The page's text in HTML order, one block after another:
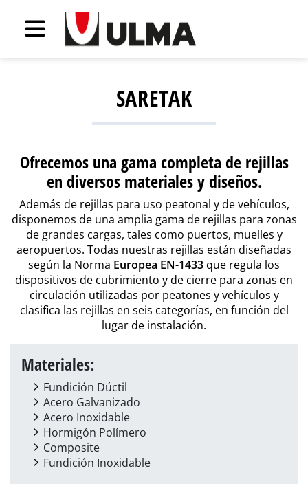
SARETAK
Ofrecemos una gama completa de rejillas
en diversos materiales y diseños.
Además de rejillas para uso peatonal y de vehículos,
disponemos de una amplia gama de rejillas para zonas
de grandes cargas, tales como puertos, muelles y
aeropuertos. Todas nuestras rejillas están diseñadas
según la Norma Europea EN-1433 que regula los
dispositivos de cubrimiento y de cierre para zonas en
circulación utilizadas por peatones y vehículos y
clasifica las rejillas en seis categorías, en función del
lugar de instalación.
Materiales:
Fundición Dúctil
Acero Galvanizado
Acero Inoxidable
Hormigón Polímero
Composite
Fundición Inoxidable